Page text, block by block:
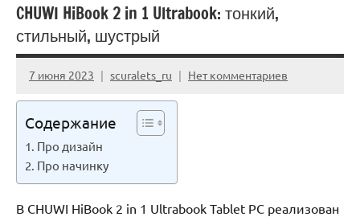
CHUWI HiBook 2 in 1 Ultrabook: тонкий,
стильный, шустрый
7 июня 2023 scuralets_ru Нет комментариев
Содержание
Про дизайн
Про начинку
В CHUWI HiBook 2 in 1 Ultrabook Tablet PC реализован